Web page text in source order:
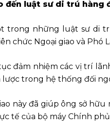
đến luật sư di trú hàng
trong những luật sư di
chức Ngoại giao và Phó
đảm nhiệm các vị trí
trong hệ thống đối
này đã giúp ông sở
tế của bộ máy Chính phủ